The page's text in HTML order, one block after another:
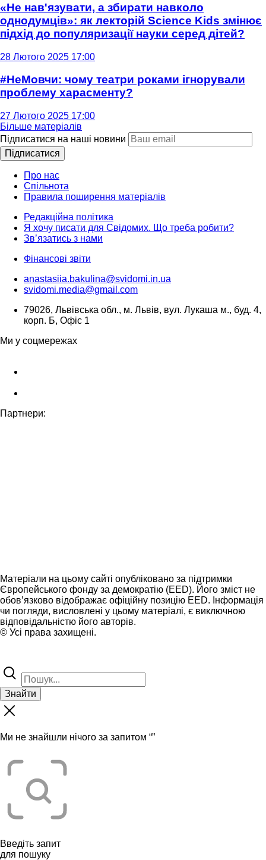
«Не нав'язувати, а збирати навколо
однодумців»: як лекторій Science Kids змінює
підхід до популяризації науки серед дітей?
28 Лютого 2025 17:00
#НеМовчи: чому театри роками ігнорували
проблему харасменту?
27 Лютого 2025 17:00
Більше матеріалів
Підписатися на наші новини
Підписатися
Про нас
Спільнота
Правила поширення матеріалів
Редакційна політика
Я хочу писати для Свідомих. Що треба робити?
Зв’язатись з нами
Фінансові звіти
anastasiia.bakulina@svidomi.in.ua
svidomi.media@gmail.com
79026, Львівська обл., м. Львів, вул. Лукаша м., буд. 4,
корп. Б, Офіс 1
Ми у соцмережах
Партнери:
Матеріали на цьому сайті опубліковано за підтримки
Європейського фонду за демократію (EED). Його зміст не
обов’язково відображає офіційну позицію EED. Інформація
чи погляди, висловлені у цьому матеріалі, є виключною
відповідальністю його авторів.
© Усі права захищені.
Знайти
Ми не знайшли нічого за запитом “”
Введіть запит
для пошуку